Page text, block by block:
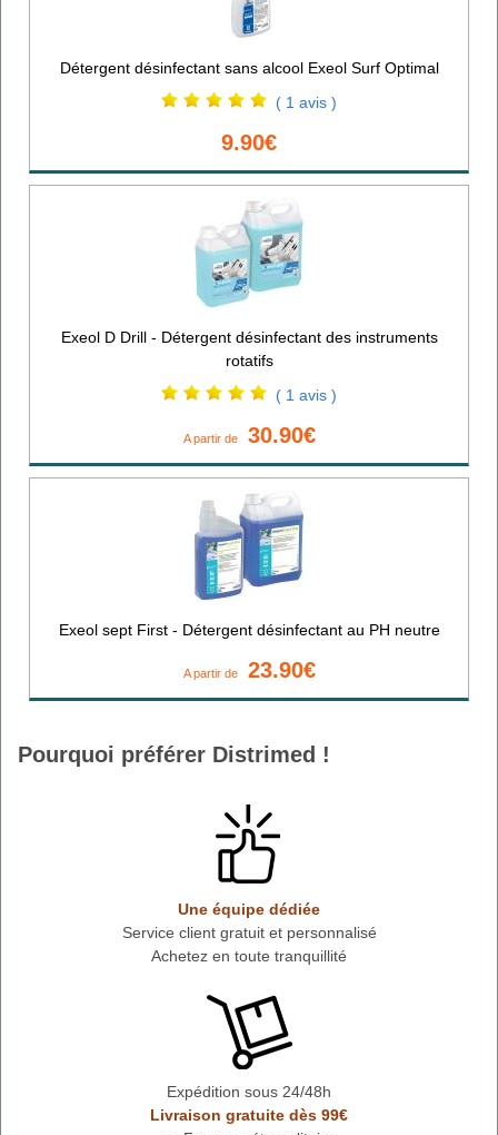
Détergent désinfectant sans alcool Exeol Surf Optimal
( 1 avis )
9.90€
Exeol D Drill - Détergent désinfectant des instruments
rotatifs
( 1 avis )
A partir de 30.90€
Exeol sept First - Détergent désinfectant au PH neutre
A partir de 23.90€
Pourquoi préférer Distrimed !
Une équipe dédiée
Service client gratuit et personnalisé
Achetez en toute tranquillité
Expédition sous 24/48h
Livraison gratuite dès 99€